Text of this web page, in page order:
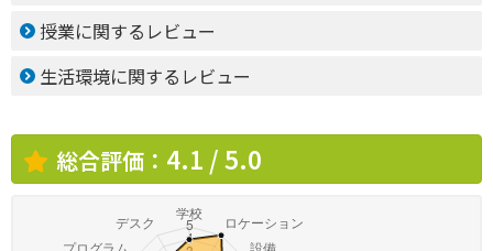
授業に関するレビュー
生活環境に関するレビュー
総合評価： 4.1 / 5.0